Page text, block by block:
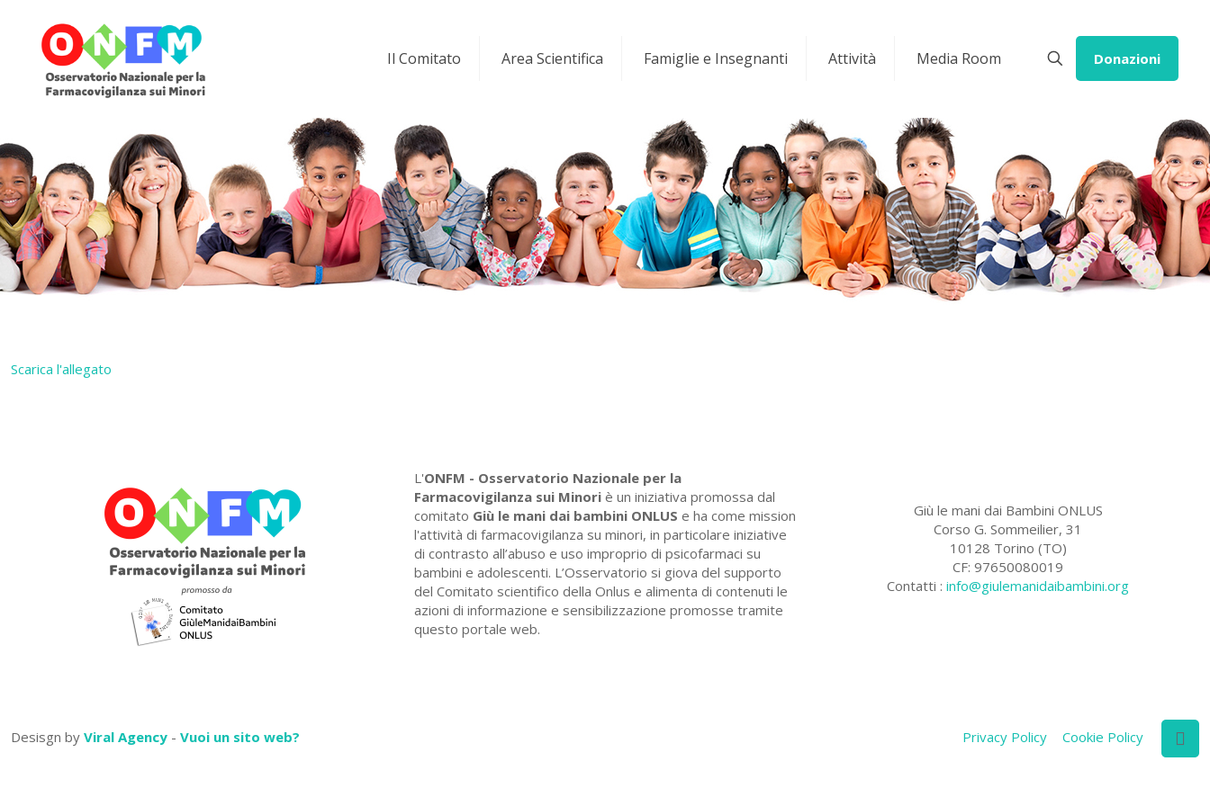
Il Comitato Area Scientifica Famiglie e Insegnanti Attività Media Room Donazioni
Scarica l'allegato
L'ONFM - Osservatorio Nazionale per la
Farmacovigilanza sui Minori è un iniziativa promossa dal
comitato Giù le mani dai bambini ONLUS e ha come mission
l'attività di farmacovigilanza su minori, in particolare iniziative
di contrasto all’abuso e uso improprio di psicofarmaci su
bambini e adolescenti. L’Osservatorio si giova del supporto
del Comitato scientifico della Onlus e alimenta di contenuti le
azioni di informazione e sensibilizzazione promosse tramite
questo portale web.
Giù le mani dai Bambini ONLUS
Corso G. Sommeilier, 31
10128 Torino (TO)
CF: 97650080019
Contatti :info@giulemanidaibambini.org
Desisgn by Viral Agency - Vuoi un sito web? Privacy Policy Cookie Policy